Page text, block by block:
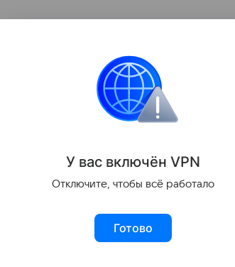
цифровой валюты Unit, которая
из равных пропорций юаня,
долларовой инфраструктуре
важно отделять от реальных
решений. Но предстоит
У вас включён VPN
Отключите, чтобы всё работало
Готово